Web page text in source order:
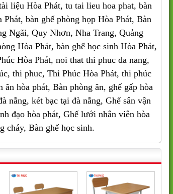
liệu Hòa Phát, tu tai lieu hoa phat, bàn
bàn ghế phòng họp Hòa Phát, Bàn
Ngãi, Quy Nhơn, Nha Trang, Quảng
Hòa Phát, bàn ghế học sinh Hòa Phát,
Hòa Phát, noi that thi phuc da nang,
thi phuc, Thi Phúc Hòa Phát, thi phúc
hòa phát, Bàn phòng ăn, ghế gấp hòa
nẵng, két bạc tại đà nẵng, Ghế sân vận
đạo hòa phát, Ghế lưới nhân viên hòa
cháy, Bàn ghế học sinh.